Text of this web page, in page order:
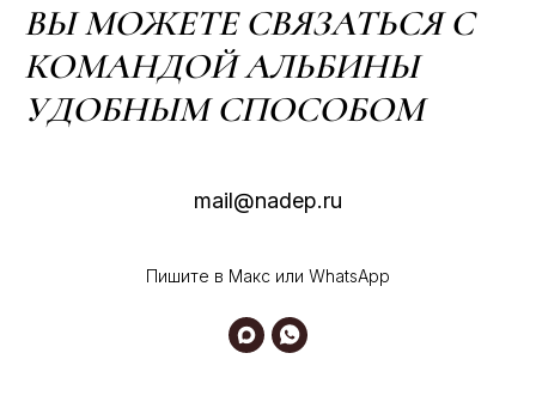
ВЫ МОЖЕТЕ СВЯЗАТЬСЯ С
КОМАНДОЙ АЛЬБИНЫ
УДОБНЫМ СПОСОБОМ
mail@nadep.ru
Пишите в Макс или WhatsApp